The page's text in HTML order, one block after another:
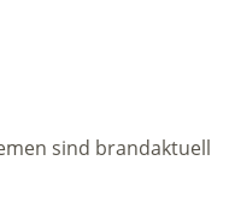
sind brandaktuell